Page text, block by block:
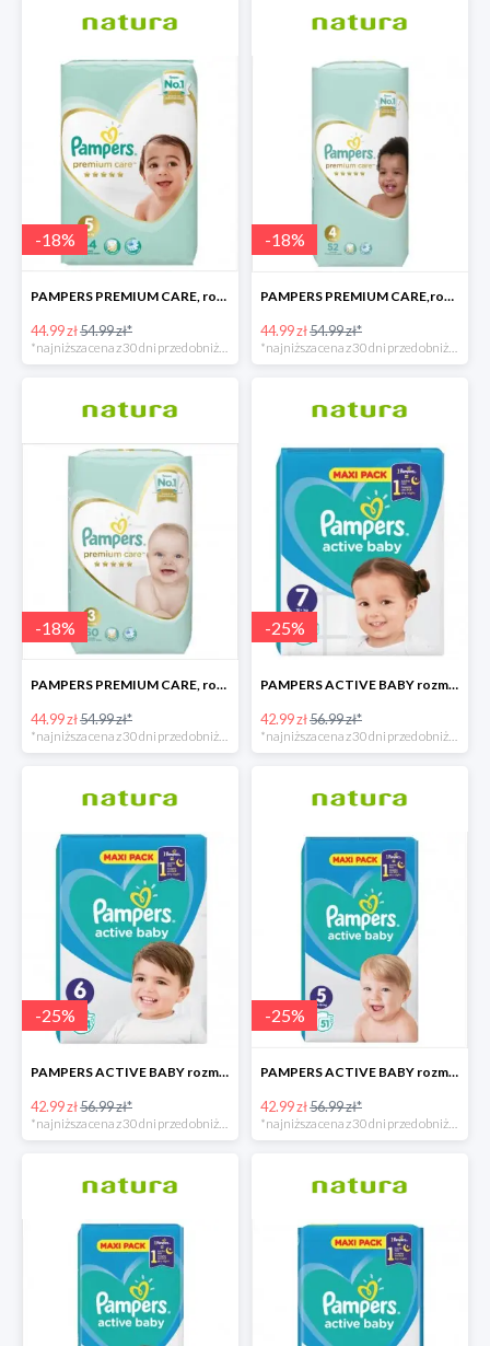
-18%
PAMPERS PREMIUM CARE, rozmiar 5, 44 pieluszki, 11kg-16kg
44.99 zł54.99 zł*
*najniższa cena z 30 dni przed obniżką
-18%
PAMPERS PREMIUM CARE,rozmiar 4, 52 pieluszki 9kg-14kg
44.99 zł54.99 zł*
*najniższa cena z 30 dni przed obniżką
-18%
PAMPERS PREMIUM CARE, rozmiar 3, 60 pieluszki, 6kg-10kg
44.99 zł54.99 zł*
-25%
PAMPERS ACTIVE BABY rozmiar 7, 40 pieluszek, 15+ kg
42.99 zł56.99 zł*
-25%
PAMPERS ACTIVE BABY rozmiar 6, 44 pieluszki, 13-18 kg
42.99 zł56.99 zł*
-25%
PAMPERS ACTIVE BABY rozmiar 5, 51 pieluszek, 11-16 kg
42.99 zł56.99 zł*